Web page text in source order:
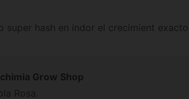
super hash en indor el crecimient
Grow Shop